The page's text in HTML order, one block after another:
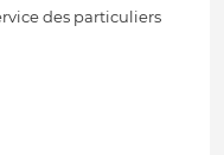
des particuliers